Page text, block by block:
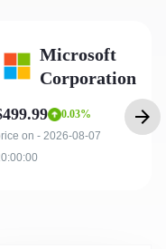
Amazon.com
Inc
$274.48
0.82%
price on - 2026-08-07
20:00:00